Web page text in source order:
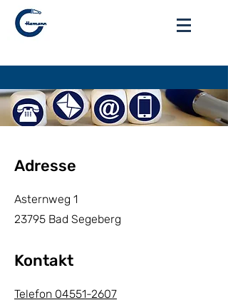
Adresse
Asternweg 1
23795 Bad Segeberg
Kontakt
Telefon 04551-2607